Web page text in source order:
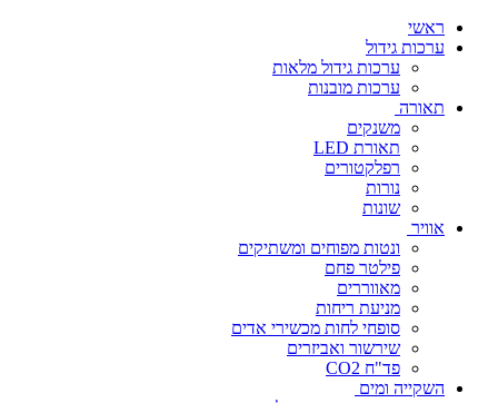
ראשי
ערכות גידול
ערכות גידול מלאות
ערכות מובנות
תאורה
משנקים
תאורת LED
רפלקטורים
נורות
שונות
אוויר
ונטות מפוחים ומשתיקים
פילטר פחם
מאווררים
מניעת ריחות
סופחי לחות מכשירי אדים
שירשור ואביזרים
פד"ח CO2
השקייה ומים